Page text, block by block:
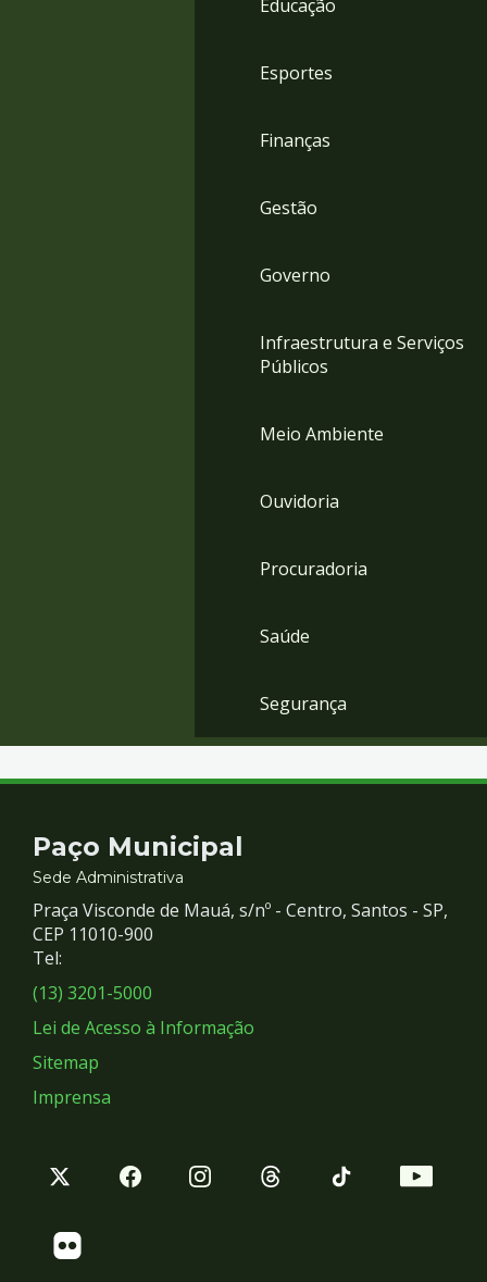
Educação
Esportes
Finanças
Gestão
Governo
Infraestrutura e Serviços
Públicos
Meio Ambiente
Ouvidoria
Procuradoria
Saúde
Segurança
Contato
e
Redes
Sociais
Paço Municipal
Sede Administrativa
Praça Visconde de Mauá, s/nº - Centro, Santos - SP,
CEP 11010-900
Tel:
(13) 3201-5000
Lei de Acesso à Informação
Sitemap
Imprensa